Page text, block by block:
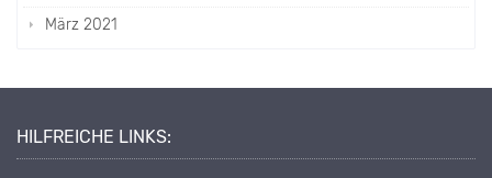
März 2021
HILFREICHE LINKS: